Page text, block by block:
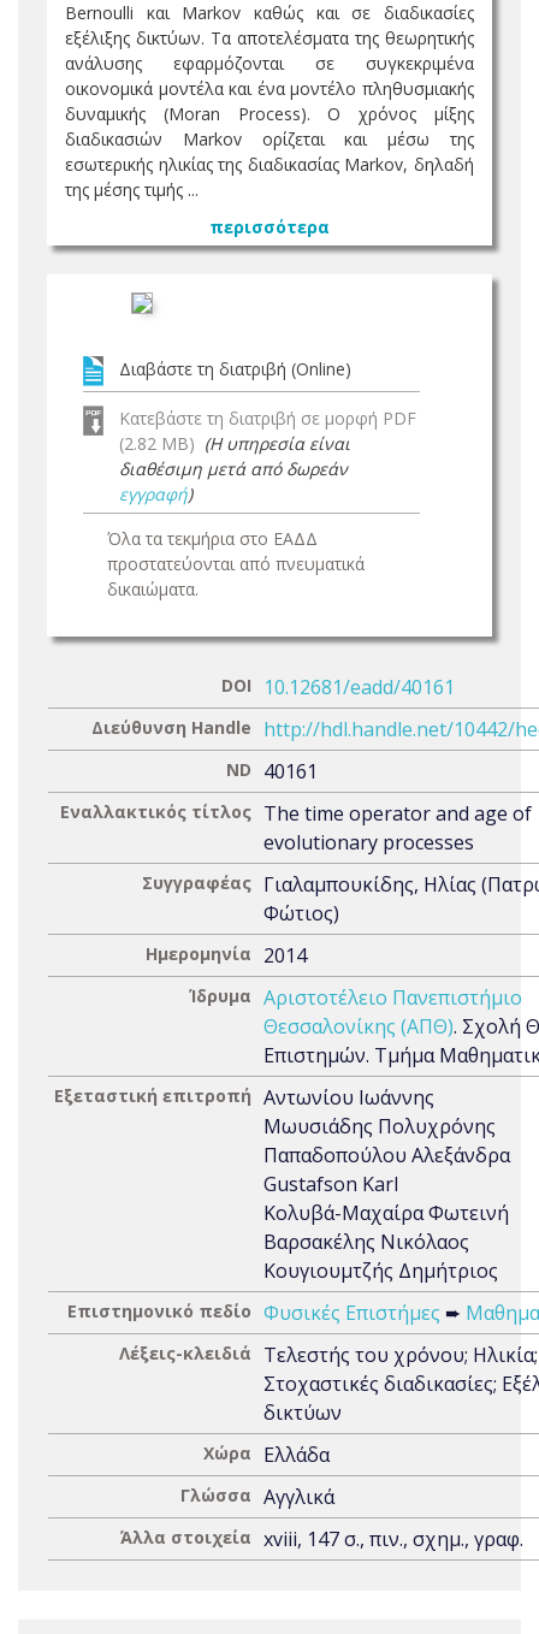
Bernoulli και Markov καθώς και σε διαδικασίες
εξέλιξης δικτύων. Τα αποτελέσματα της θεωρητικής
ανάλυσης εφαρμόζονται σε συγκεκριμένα
οικονομικά μοντέλα και ένα μοντέλο πληθυσμιακής
δυναμικής (Moran Process). Ο χρόνος μίξης
διαδικασιών Markov ορίζεται και μέσω της
εσωτερικής ηλικίας της διαδικασίας Markov, δηλαδή
της μέσης τιμής ...
περισσότερα
Διαβάστε τη διατριβή (Online)
Κατεβάστε τη διατριβή σε μορφή PDF
(2.82 MB) (Η υπηρεσία είναι
διαθέσιμη μετά από δωρεάν
εγγραφή)
Όλα τα τεκμήρια στο ΕΑΔΔ
προστατεύονται από πνευματικά
δικαιώματα.
DOI 10.12681/eadd/40161
Διεύθυνση Handle http://hdl.handle.net/10442/
ND 40161
Εναλλακτικός τίτλος The time operator and age of
evolutionary processes
Συγγραφέας Γιαλαμπουκίδης, Ηλίας
Φώτιος)
Ημερομηνία 2014
Ίδρυμα Αριστοτέλειο Πανεπιστήμιο
Θεσσαλονίκης (ΑΠΘ). Σχολή
Επιστημών. Τμήμα
Εξεταστική επιτροπή Αντωνίου Ιωάννης
Μωυσιάδης Πολυχρόνης
Παπαδοπούλου Αλεξάνδρα
Gustafson Karl
Κολυβά-Μαχαίρα Φωτεινή
Βαρσακέλης Νικόλαος
Κουγιουμτζής Δημήτριος
Επιστημονικό πεδίο Φυσικές Επιστήμες ➨
Λέξεις-κλειδιά
Τελεστής του χρόνου; Ηλικία;
Στοχαστικές διαδικασίες;
δικτύων
Χώρα Ελλάδα
Γλώσσα Αγγλικά
Άλλα στοιχεία xviii, 147 σ., πιν., σχημ., γραφ.